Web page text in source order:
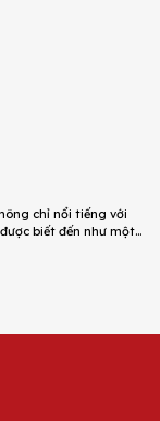
chỉ nổi tiếng với
biết đến như một
châu Âu. Hãy cùng